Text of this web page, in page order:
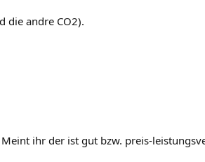
die andre CO2).
ihr der ist gut bzw. preis-